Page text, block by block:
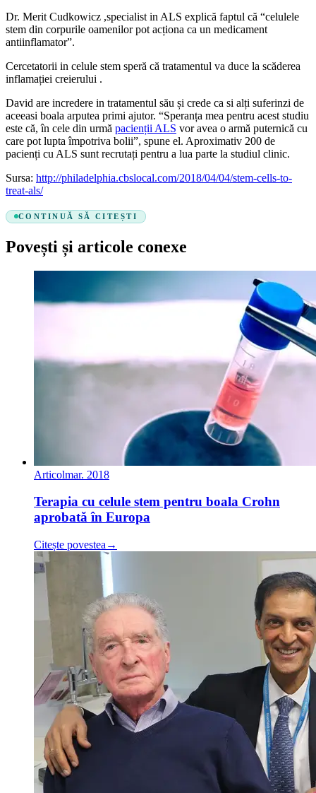
Dr. Merit Cudkowicz ,specialist in ALS explică faptul că “celulele
stem din corpurile oamenilor pot acționa ca un medicament
antiinflamator”.
Cercetatorii in celule stem speră că tratamentul va duce la scăderea
inflamației creierului .
David are incredere in tratamentul său și crede ca si alți suferinzi de
aceeasi boala arputea primi ajutor. “Speranța mea pentru acest studiu
este că, în cele din urmă pacienții ALS vor avea o armă puternică cu
care pot lupta împotriva bolii”, spune el. Aproximativ 200 de
pacienți cu ALS sunt recrutați pentru a lua parte la studiul clinic.
Sursa: http://philadelphia.cbslocal.com/2018/04/04/stem-cells-to-
treat-als/
CONTINUĂ SĂ CITEȘTI
Povești și articole conexe
Articolmar. 2018
Terapia cu celule stem pentru boala Crohn
aprobată în Europa
Citește povestea →